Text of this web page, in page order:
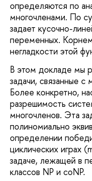
определяются по
многочленами. По
задает кусочно-
переменных. Корнем
негладкости этой
В этом докладе мы
задачи, связанные
Более конкретно,
разрешимость
многочленов. Эта
полиномиально
определении
циклических играх
задаче, лежащей в
классов NP и coNP.